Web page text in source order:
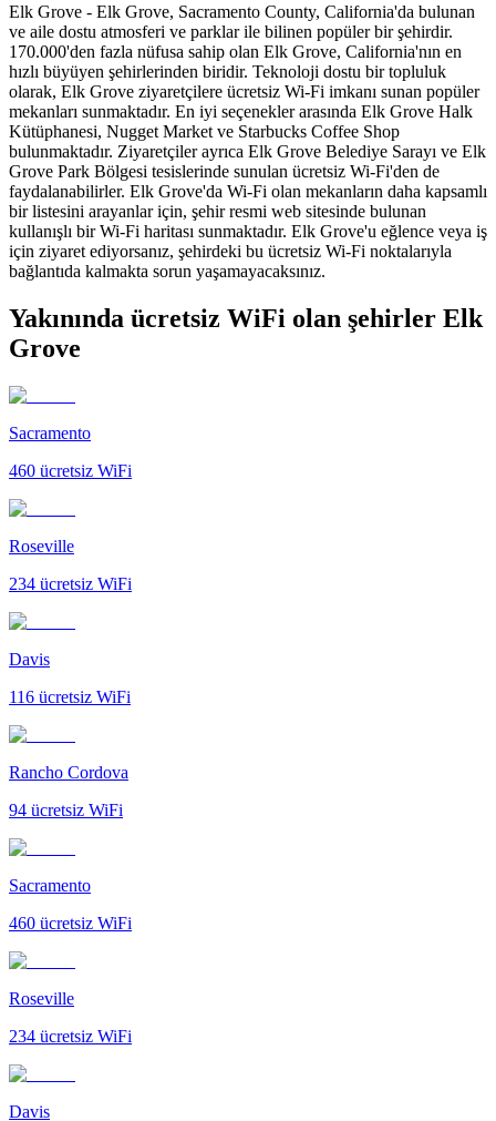
Elk Grove - Elk Grove, Sacramento County, California'da bulunan
ve aile dostu atmosferi ve parklar ile bilinen popüler bir şehirdir.
170.000'den fazla nüfusa sahip olan Elk Grove, California'nın en
hızlı büyüyen şehirlerinden biridir. Teknoloji dostu bir topluluk
olarak, Elk Grove ziyaretçilere ücretsiz Wi-Fi imkanı sunan popüler
mekanları sunmaktadır. En iyi seçenekler arasında Elk Grove Halk
Kütüphanesi, Nugget Market ve Starbucks Coffee Shop
bulunmaktadır. Ziyaretçiler ayrıca Elk Grove Belediye Sarayı ve Elk
Grove Park Bölgesi tesislerinde sunulan ücretsiz Wi-Fi'den de
faydalanabilirler. Elk Grove'da Wi-Fi olan mekanların daha kapsamlı
bir listesini arayanlar için, şehir resmi web sitesinde bulunan
kullanışlı bir Wi-Fi haritası sunmaktadır. Elk Grove'u eğlence veya iş
için ziyaret ediyorsanız, şehirdeki bu ücretsiz Wi-Fi noktalarıyla
bağlantıda kalmakta sorun yaşamayacaksınız.
Yakınında ücretsiz WiFi olan şehirler Elk
Grove
Sacramento
460 ücretsiz WiFi
Roseville
234 ücretsiz WiFi
Davis
116 ücretsiz WiFi
Rancho Cordova
94 ücretsiz WiFi
Sacramento
460 ücretsiz WiFi
Roseville
234 ücretsiz WiFi
Davis